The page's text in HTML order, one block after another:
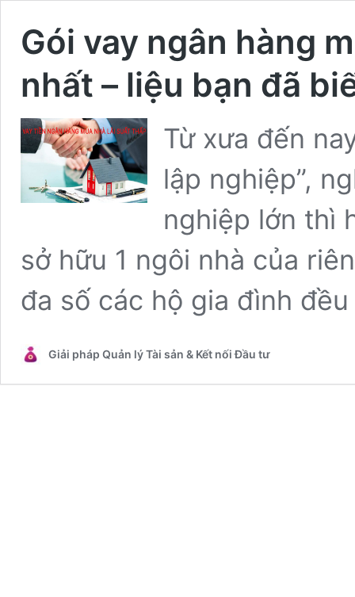
Gói vay ngân hàng
nhất – liệu bạn đã
Từ xưa đến
lập nghiệp”,
nghiệp lớn thì
sở hữu 1 ngôi nhà của
đa số các hộ gia đình
Giải pháp Quản lý Tài sản & Kết nối Đầu tư